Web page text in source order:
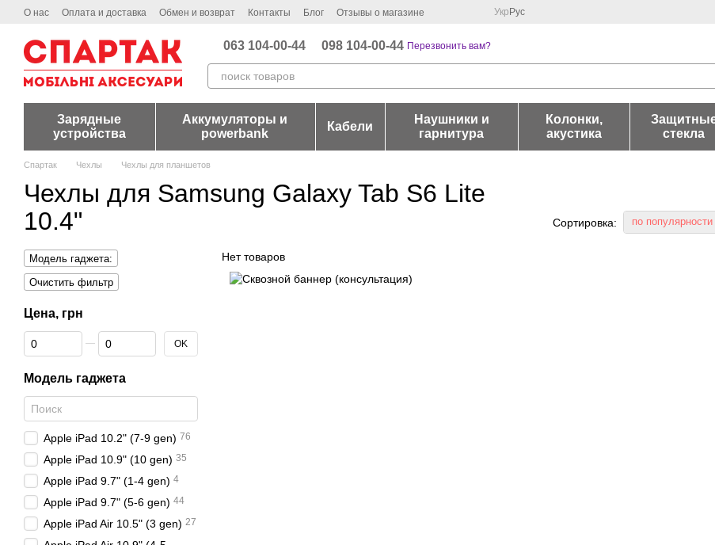
Перейти к основному контенту
О нас Оплата и доставка Обмен и возврат Контакты Блог Отзывы о магазине Укр Рус
063 104-00-44 098 104-00-44 Перезвонить вам?
Зарядные
устройства
Аккумуляторы и
powerbank
Кабели
Наушники и
гарнитура
Колонки,
акустика
стекла
Спартак Чехлы Чехлы для планшетов
Чехлы для Samsung Galaxy Tab S6 Lite
10.4"
Сортировка: по популярности
Нет товаров
Модель гаджета:
Очистить фильтр
Цена, грн
От Цена, грн
До Цена, грн OK
Модель гаджета
Apple iPad 10.2" (7-9 gen) 76
Apple iPad 10.9" (10 gen) 35
Apple iPad 9.7" (1-4 gen) 4
Apple iPad 9.7" (5-6 gen) 44
Apple iPad Air 10.5" (3 gen) 27